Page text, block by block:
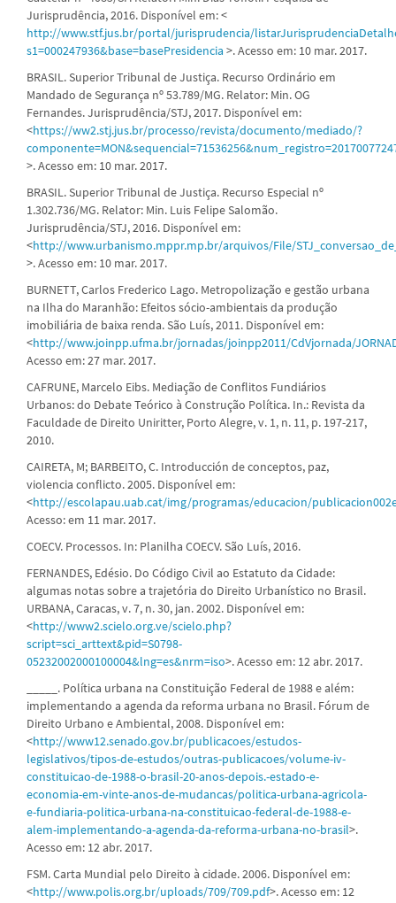
Jurisprudência, 2016. Disponível em: <
http://www.stf.jus.br/portal/jurisprudencia/
s1=000247936&base=basePresidencia >. Acesso em: 10 mar. 2017.
BRASIL. Superior Tribunal de Justiça. Recurso Ordinário em
Mandado de Segurança nº 53.789/MG. Relator: Min. OG
Fernandes. Jurisprudência/STJ, 2017. Disponível em:
<https://ww2.stj.jus.br/processo/revista/documento/mediado/?
>. Acesso em: 10 mar. 2017.
BRASIL. Superior Tribunal de Justiça. Recurso Especial nº
1.302.736/MG. Relator: Min. Luis Felipe Salomão.
Jurisprudência/STJ, 2016. Disponível em:
<http://www.urbanismo.mppr.mp.br/arquivos/File/
>. Acesso em: 10 mar. 2017.
BURNETT, Carlos Frederico Lago. Metropolização e gestão urbana
na Ilha do Maranhão: Efeitos sócio-ambientais da produção
imobiliária de baixa renda. São Luís, 2011. Disponível em:
<http://www.joinpp.ufma.br/jornadas/joinpp2011/CdVjornada/
Acesso em: 27 mar. 2017.
CAFRUNE, Marcelo Eibs. Mediação de Conflitos Fundiários
Urbanos: do Debate Teórico à Construção Política. In.: Revista da
Faculdade de Direito Uniritter, Porto Alegre, v. 1, n. 11, p. 197-217,
2010.
CAIRETA, M; BARBEITO, C. Introducción de conceptos, paz,
violencia conflicto. 2005. Disponível em:
<http://escolapau.uab.cat/img/programas/educacion/
Acesso: em 11 mar. 2017.
COECV. Processos. In: Planilha COECV. São Luís, 2016.
FERNANDES, Edésio. Do Código Civil ao Estatuto da Cidade:
algumas notas sobre a trajetória do Direito Urbanístico no Brasil.
URBANA, Caracas, v. 7, n. 30, jan. 2002. Disponível em:
<http://www2.scielo.org.ve/scielo.php?
script=sci_arttext&pid=S0798-
05232002000100004&lng=es&nrm=iso>. Acesso em: 12 abr. 2017.
_____. Política urbana na Constituição Federal de 1988 e além:
implementando a agenda da reforma urbana no Brasil. Fórum de
Direito Urbano e Ambiental, 2008. Disponível em:
<http://www12.senado.gov.br/publicacoes/estudos-
legislativos/tipos-de-estudos/outras-publicacoes/volume-iv-
constituicao-de-1988-o-brasil-20-anos-depois.-estado-e-
economia-em-vinte-anos-de-mudancas/politica-urbana-agricola-
e-fundiaria-politica-urbana-na-constituicao-federal-de-1988-e-
alem-implementando-a-agenda-da-reforma-urbana-no-brasil>.
Acesso em: 12 abr. 2017.
FSM. Carta Mundial pelo Direito à cidade. 2006. Disponível em:
<http://www.polis.org.br/uploads/709/709.pdf>. Acesso em: 12